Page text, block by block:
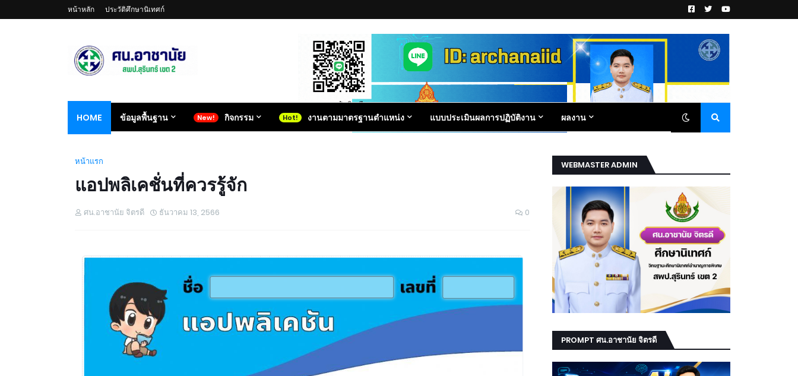
หน้าหลัก ประวัติศึกษานิเทศก์
HOME ข้อมูลพื้นฐาน กิจกรรม งานตามมาตรฐานตำแหน่ง แบบประเมินผลการปฏิบัติงาน ผลงาน
หน้าแรก
แอปพลิเคชั่นที่ควรรู้จัก
ศน.อาชานัย จิตรดี ธันวาคม 13, 2566 0
WEBMASTER ADMIN
PROMPT ศน.อาชานัย จิตรดี